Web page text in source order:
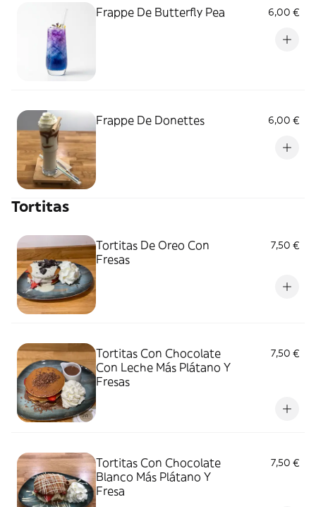
Frappe De Butterfly Pea 6,00 €
Frappe De Donettes 6,00 €
Tortitas
Tortitas De Oreo Con
Fresas
7,50 €
Tortitas Con Chocolate
Con Leche Más Plátano Y
Fresas
7,50 €
Tortitas Con Chocolate
Blanco Más Plátano Y
Fresa
7,50 €